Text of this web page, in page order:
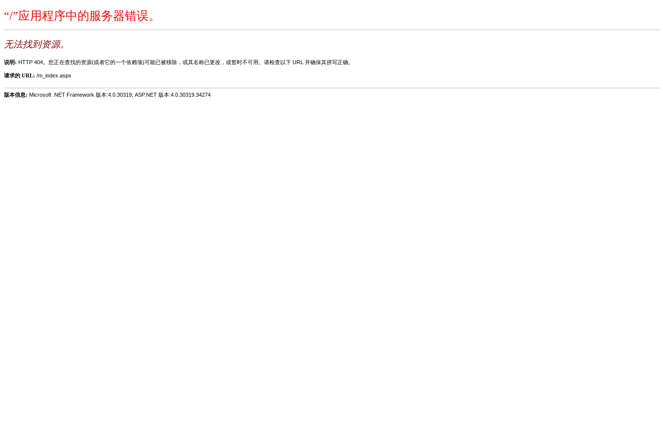
“/”应用程序中的服务器错误。
无法找到资源。
说明: HTTP 404。您正在查找的资源(或者它的一个依赖项)可能已被移除，或其名称已更改，或暂时不可用。请检查以下 URL 并确保其拼写正确。
请求的 URL: /m_index.aspx
版本信息: Microsoft .NET Framework 版本:4.0.30319; ASP.NET 版本:4.0.30319.34274